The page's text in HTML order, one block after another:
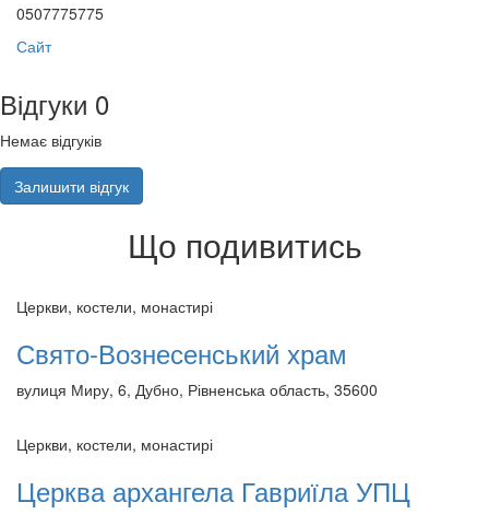
0507775775
Сайт
Відгуки 0
Немає відгуків
Залишити відгук
Що подивитись
Церкви, костели, монастирі
Свято-Вознесенський храм
вулиця Миру, 6, Дубно, Рівненська область, 35600
Церкви, костели, монастирі
Церква архангела Гавриїла УПЦ